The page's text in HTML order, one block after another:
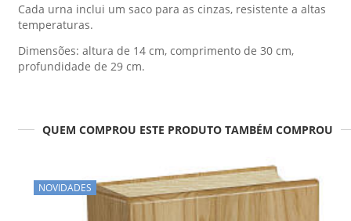
Cada urna inclui um saco para as cinzas, resistente a altas
temperaturas.
Dimensões: altura de 14 cm, comprimento de 30 cm,
profundidade de 29 cm.
QUEM COMPROU ESTE PRODUTO TAMBÉM COMPROU
NOVIDADES